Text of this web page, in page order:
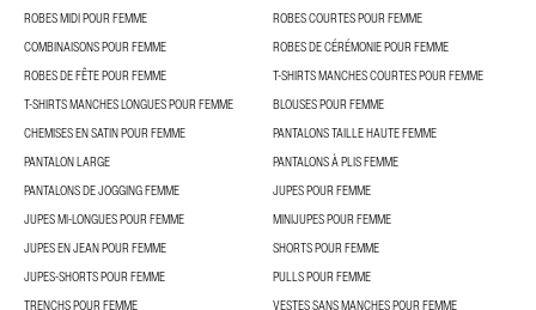
ROBES MIDI POUR FEMME
ROBES COURTES POUR FEMME
COMBINAISONS POUR FEMME
ROBES DE CÉRÉMONIE POUR FEMME
ROBES DE FÊTE POUR FEMME
T-SHIRTS MANCHES COURTES POUR FEMME
T-SHIRTS MANCHES LONGUES POUR FEMME
BLOUSES POUR FEMME
CHEMISES EN SATIN POUR FEMME
PANTALONS TAILLE HAUTE FEMME
PANTALON LARGE
PANTALONS À PLIS FEMME
PANTALONS DE JOGGING FEMME
JUPES POUR FEMME
JUPES MI-LONGUES POUR FEMME
MINIJUPES POUR FEMME
JUPES EN JEAN POUR FEMME
SHORTS POUR FEMME
JUPES-SHORTS POUR FEMME
PULLS POUR FEMME
TRENCHS POUR FEMME
VESTES SANS MANCHES POUR FEMME